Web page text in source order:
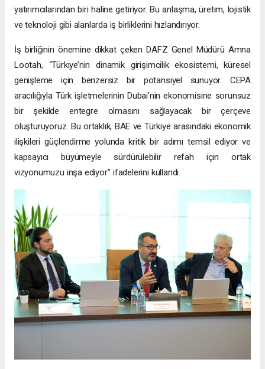
yatırımcılarından biri haline getiriyor. Bu anlaşma, üretim, lojistik
ve teknoloji gibi alanlarda iş birliklerini hızlandırıyor.
İş birliğinin önemine dikkat çeken DAFZ Genel Müdürü Amna
Lootah, “Türkiye’nin dinamik girişimcilik ekosistemi, küresel
genişleme için benzersiz bir potansiyel sunuyor. CEPA
aracılığıyla Türk işletmelerinin Dubai’nin ekonomisine sorunsuz
bir şekilde entegre olmasını sağlayacak bir çerçeve
oluşturuyoruz. Bu ortaklık, BAE ve Türkiye arasındaki ekonomik
ilişkileri güçlendirme yolunda kritik bir adımı temsil ediyor ve
kapsayıcı büyümeyle sürdürülebilir refah için ortak
vizyonumuzu inşa ediyor.” ifadelerini kullandı.